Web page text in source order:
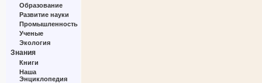
Образование
Развитие науки
Промышленность
Ученые
Экология
Знания
Книги
Наша
Энциклопедия